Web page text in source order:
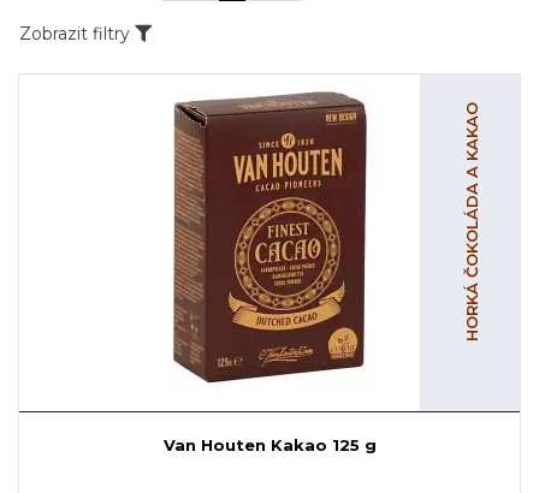
Zobrazit filtry
HORKÁ ČOKOLÁDA A KAKAO
Van Houten Kakao 125 g